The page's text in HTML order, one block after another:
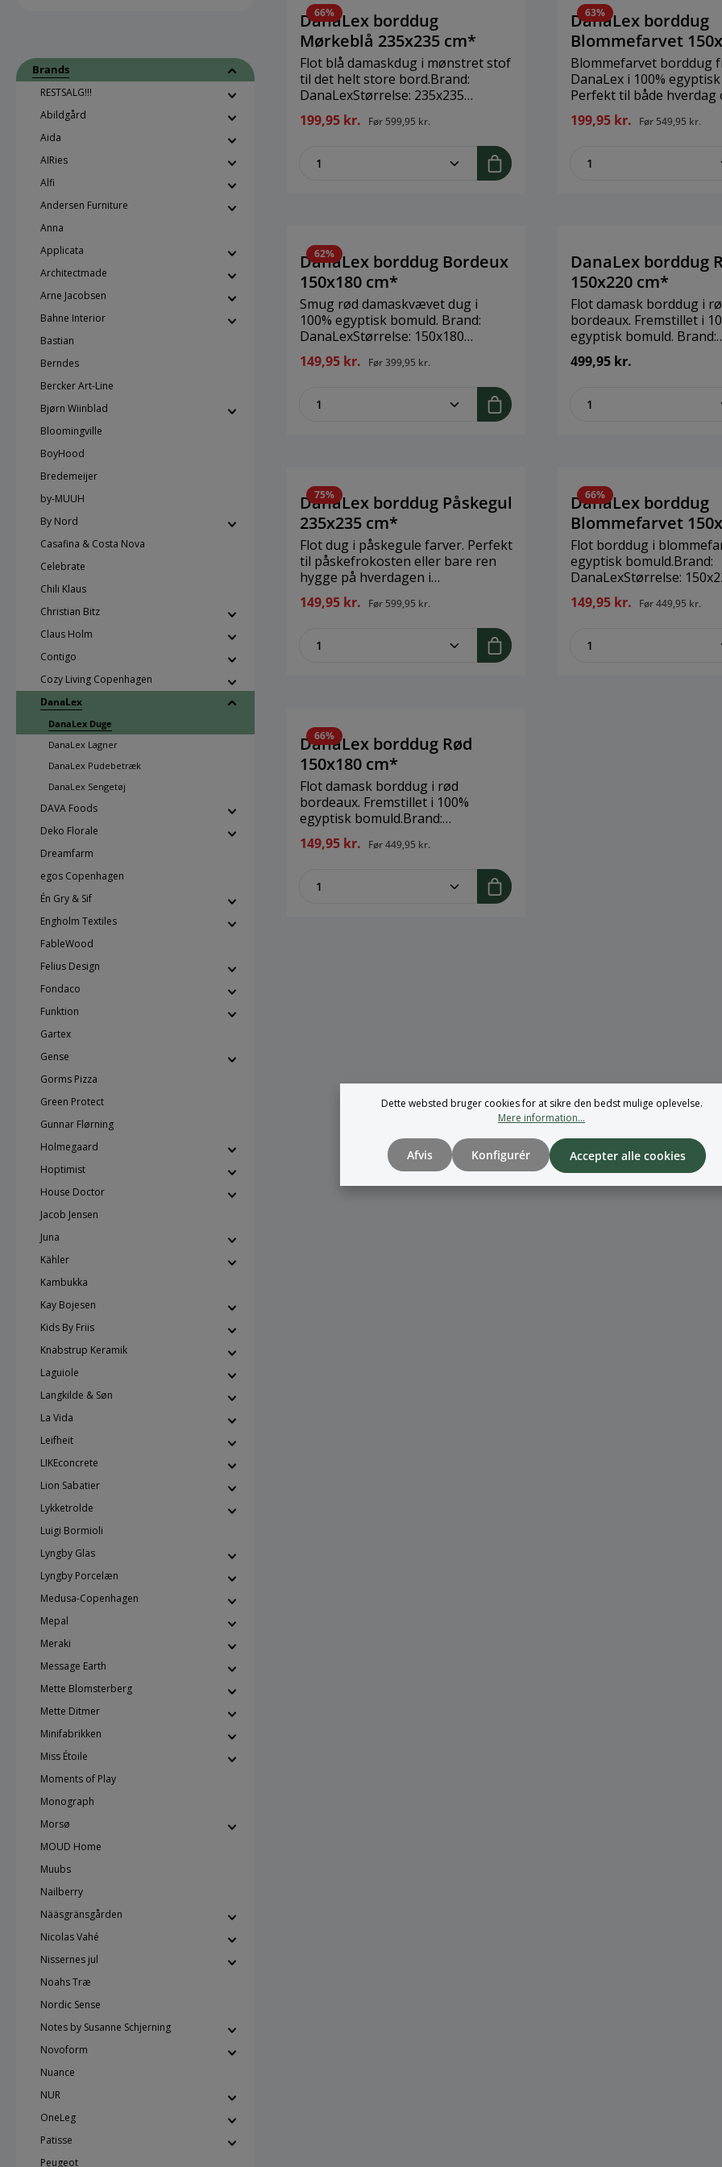
unikt udtryk. Designer: Kerstin
Stark Brand: Bercker Størrelse:
godkendt. Tåler regn,
direkte vand.
Brands
RESTSALG!!!
Abildgård
Aida
AIRies
Alfi
Andersen Furniture
Anna
Applicata
Architectmade
Arne Jacobsen
Bahne Interior
Bastian
Berndes
Bercker Art-Line
Bjørn Wiinblad
Bloomingville
BoyHood
Bredemeijer
by-MUUH
By Nord
Casafina & Costa Nova
Celebrate
Chili Klaus
Christian Bitz
Claus Holm
Contigo
Cozy Living Copenhagen
DanaLex
DanaLex Duge
DanaLex Lagner
DanaLex Pudebetræk
DanaLex Sengetøj
DAVA Foods
Deko Florale
Dreamfarm
egos Copenhagen
Én Gry & Sif
Engholm Textiles
FableWood
Felius Design
Fondaco
Funktion
Gartex
Gense
Gorms Pizza
Green Protect
Gunnar Flørning
Holmegaard
Hoptimist
House Doctor
Jacob Jensen
Juna
Kähler
Kambukka
Kay Bojesen
Kids By Friis
Knabstrup Keramik
Laguiole
Langkilde & Søn
La Vida
Leifheit
LIKEconcrete
Lion Sabatier
Lykketrolde
Luigi Bormioli
Lyngby Glas
Lyngby Porcelæn
Medusa-Copenhagen
Mepal
Meraki
Message Earth
Mette Blomsterberg
Mette Ditmer
Minifabrikken
Miss Étoile
Moments of Play
Monograph
Morsø
MOUD Home
Muubs
Nailberry
Nääsgränsgården
Nicolas Vahé
Nissernes jul
Noahs Træ
Nordic Sense
Notes by Susanne Schjerning
Novoform
Nuance
NUR
OneLeg
Patisse
Peugeot
66%
DanaLex borddug
Mørkeblå 235x235 cm*
Flot blå damaskdug i mønstret stof
til det helt store bord.Brand:
DanaLexStørrelse: 235x235
cmMateriale: 100% egyptisk
bomuld
199,95 kr. Før 599,95 kr.
63%
DanaLex borddug
Blommefarvet
cm*
Blommefarvet borddug
DanaLex i 100%
Perfekt til både hverdag
jul!Brand:
150x320 cmMateriale:
199,95 kr. Før 549,95 kr.
62%
DanaLex borddug Bordeux
150x180 cm*
Smug rød damaskvævet dug i
100% egyptisk bomuld. Brand:
DanaLexStørrelse: 150x180
cmMateriale: 100% egyptisk
bomuld
149,95 kr. Før399,95 kr.
DanaLex borddug
150x220 cm*
Flot damask borddug i
bordeaux. Fremstillet i
egyptisk bomuld. Brand:
DanaLexStørrelse:
cmMateriale: 100% egyptisk
499,95 kr.
75%
DanaLex borddug Påskegul
235x235 cm*
Flot dug i påskegule farver. Perfekt
til påskefrokosten eller bare ren
hygge på hverdagen i
højtiden.Brand: DanaLexStørrelse:
235x235 cmMateriale: 100%
149,95 kr. Før 599,95 kr.
66%
DanaLex borddug
Blommefarvet
cm*
Flot borddug i
egyptisk bomuld.Brand:
DanaLexStørrelse:
cmMateriale: 100%
149,95 kr. Før449,95 kr.
66%
DanaLex borddug Rød
150x180 cm*
Flot damask borddug i rød
bordeaux. Fremstillet i 100%
egyptisk bomuld.Brand:
DanaLexStørrelse: 150x180
cmMateriale: 100% egyptisk
149,95 kr. Før449,95 kr.
Dette websted bruger cookies for at sikre den bedst mulige oplevelse.
Mere information...
Afvis Konfigurér Accepter alle cookies